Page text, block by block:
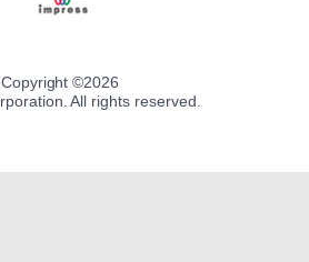
Copyright ©2026
All rights reserved.